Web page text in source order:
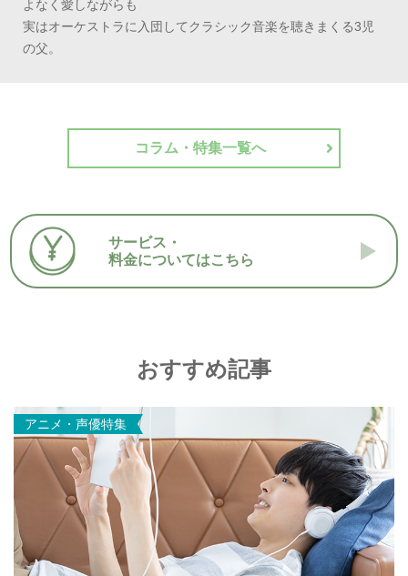
よなく愛しながらも
実はオーケストラに入団してクラシック音楽を聴きまくる3児
の父。
コラム・特集一覧へ
サービス・
料金についてはこちら
おすすめ記事
アニメ・声優特集